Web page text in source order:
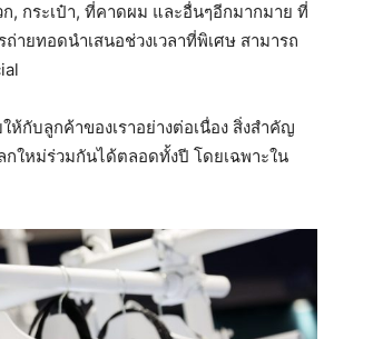
, กระเป๋า, ที่คาดผม และอื่นๆอีกมากมาย ที่
ายทอดนำเสนอช่วงเวลาที่พิเศษ สามารถ
กับลูกค้าของเราอย่างต่อเนื่อง สิ่งสำคัญ
ใหม่ร่วมกันได้ตลอดทั้งปี โดยเฉพาะใน